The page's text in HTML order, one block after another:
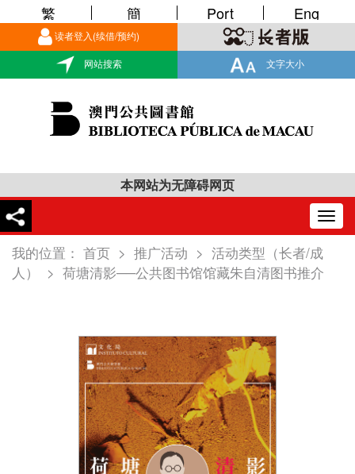
读者登入(续借/预约)
网站搜索 文字大小
繁 簡 Port Eng
本网站为无障碍网页
我的位置： 首页 > 推广活动 > 活动类型（长者/成
人）
> 荷塘清影──公共图书馆馆藏朱自清图书推介